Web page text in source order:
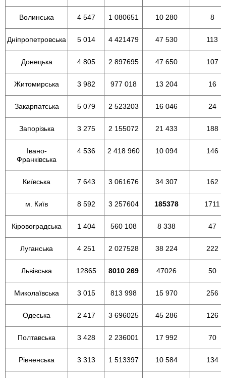
Волинська 4 547 1 080651 10 280 8
Дніпропетровська 5 014 4 421479 47 530 113
Донецька 4 805 2 897695 47 650 107
Житомирська 3 982 977 018 13 204 16
Закарпатська 5 079 2 523203 16 046 24
Запорізька 3 275 2 155072 21 433 188
Івано-
Франківська
4 536 2 418 960 10 094 146
Київська 7 643 3 061676 34 307 162
м. Київ 8 592 3 257604 185378 1711
Кіровоградська 1 404 560 108 8 338 47
Луганська 4 251 2 027528 38 224 222
Львівська 12865 8010 269 47026 50
Миколаївська 3 015 813 998 15 970 256
Одеська 2 417 3 696025 45 286 126
Полтавська 3 428 2 236001 17 992 70
Рівненська 3 313 1 513397 10 584 134